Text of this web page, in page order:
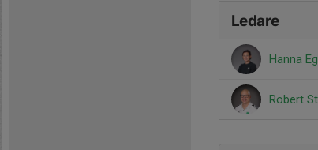
Ledare
Hanna
Robert